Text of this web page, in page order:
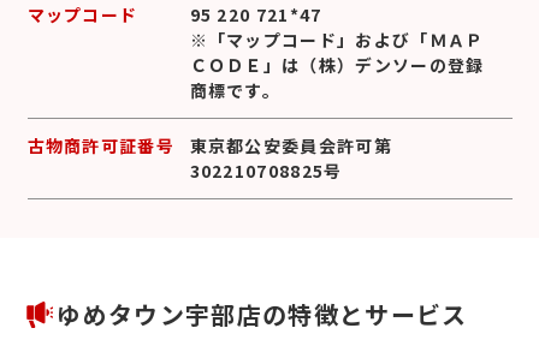
マップコード
95 220 721*47
※「マップコード」および「ＭＡＰ
ＣＯＤＥ」は（株）デンソーの登録
商標です。
古物商許可証番号
東京都公安委員会許可第
302210708825号
ゆめタウン宇部店の特徴とサービス